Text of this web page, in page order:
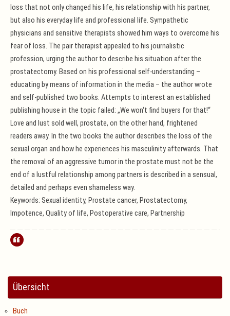
loss that not only changed his life, his relationship with his partner,
but also his everyday life and professional life. Sympathetic
physicians and sensitive therapists showed him ways to overcome his
fear of loss. The pair therapist appealed to his journalistic
profession, urging the author to describe his situation after the
prostatectomy. Based on his professional self-understanding –
educating by means of information in the media – the author wrote
and self-published two books. Attempts to interest an established
publishing house in the topic failed: „We won‘t find buyers for that!“
Love and lust sold well, prostate, on the other hand, frightened
readers away. In the two books the author describes the loss of the
sexual organ and how he experiences his masculinity afterwards. That
the removal of an aggressive tumor in the prostate must not be the
end of a lustful relationship among partners is described in a sensual,
detailed and perhaps even shameless way.
Keywords: Sexual identity, Prostate cancer, Prostatectomy,
Impotence, Quality of life, Postoperative care, Partnership
Übersicht
Buch